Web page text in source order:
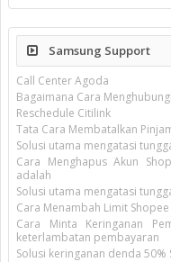
Samsung Support
Call Center Agoda
Bagaimana Cara
Reschedule Citilink
Tata Cara Membatalkan
Solusi utama mengatasi
Cara Menghapus Akun
adalah
Solusi utama mengatasi
Cara Menambah Limit
Cara Minta Keringanan
keterlambatan pembayaran
Solusi keringanan denda 50%